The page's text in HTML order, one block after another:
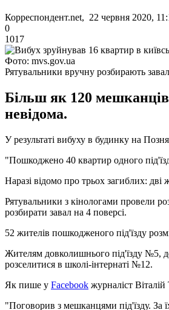
Корреспондент.net, 22 червня 2020,
0
1017
Фото: mvs.gov.ua
Рятувальники вручну розбирають
Більш як 120 мешканців
невідома.
У результаті вибуху в будинку на
"Пошкоджено 40 квартир одного
Наразі відомо про трьох загиблих:
Рятувальники з кінологами провели
розбирати завал на 4 поверсі.
52 жителів пошкодженого під'їзду
Жителям довколишнього під'їзду №5, де
розселитися в школі-інтернаті №12.
Як пише у Facebook журналіст
"Поговорив з мешканцями під'їзду. За